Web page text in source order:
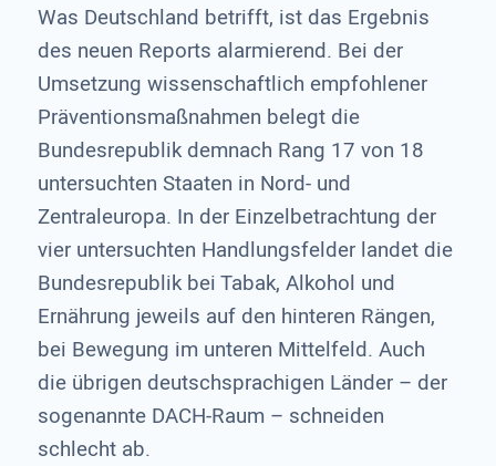
Was Deutschland betrifft, ist das Ergebnis
des neuen Reports alarmierend. Bei der
Umsetzung wissenschaftlich empfohlener
Präventionsmaßnahmen belegt die
Bundesrepublik demnach Rang 17 von 18
untersuchten Staaten in Nord- und
Zentraleuropa. In der Einzelbetrachtung der
vier untersuchten Handlungsfelder landet die
Bundesrepublik bei Tabak, Alkohol und
Ernährung jeweils auf den hinteren Rängen,
bei Bewegung im unteren Mittelfeld. Auch
die übrigen deutschsprachigen Länder – der
sogenannte DACH-Raum – schneiden
schlecht ab.